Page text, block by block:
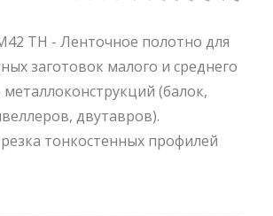
TH - Ленточное полотно для
заготовок малого и среднего
металлоконструкций (балок,
двутавров).
тонкостенных профилей